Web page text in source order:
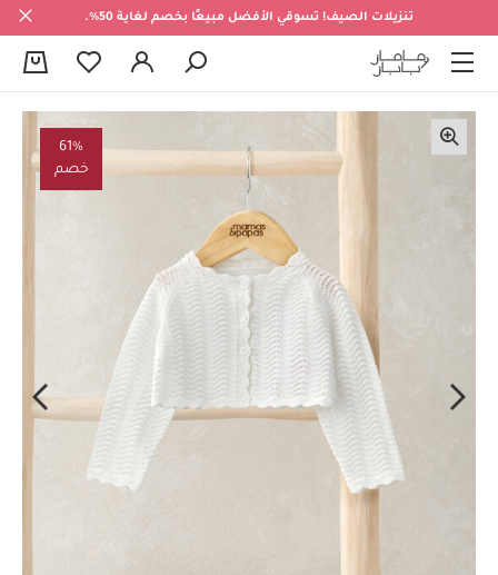
تنزيلات الصيف! تسوقي الأفضل مبيعًا بخصم لغاية 50%.
61%
خصم